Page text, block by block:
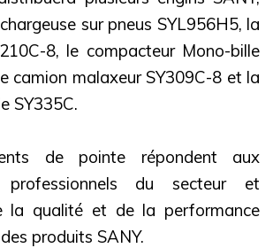
sur pneus SYL956H5, la
8, le compacteur Mono-bille
camion malaxeur SY309C-8 et la
SY335C.
de pointe répondent aux
du secteur et
la qualité et de la performance
produits SANY.